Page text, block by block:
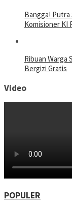
Bangga! Putra
Komisioner KI
Ribuan Warga
Bergizi Gratis
Video
POPULER